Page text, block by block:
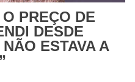
PREÇO DE
DESDE
ESTAVA A